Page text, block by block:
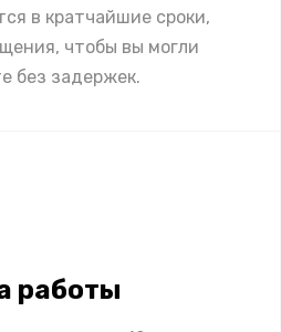
в кратчайшие сроки,
чтобы вы могли
без задержек.
работы